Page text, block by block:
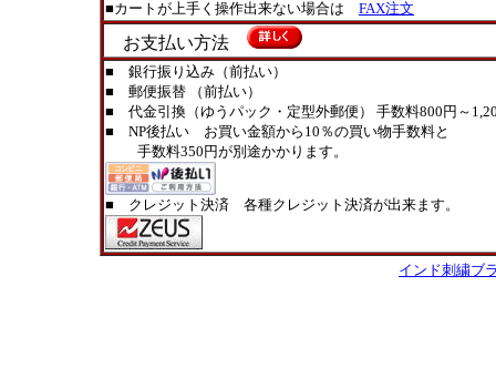
■カートが上手く操作出来ない場合は FAX注文
お支払い方法
■ 銀行振り込み（前払い）
■ 郵便振替 （前払い）
■ 代金引換（ゆうパック・定型外郵便） 手数料800円～
■ NP後払い お買い金額から10％の買い物手数料と
手数料350円が別途かかります。
■ クレジット決済 各種クレジット決済が出来ます。
インド刺繍ブ